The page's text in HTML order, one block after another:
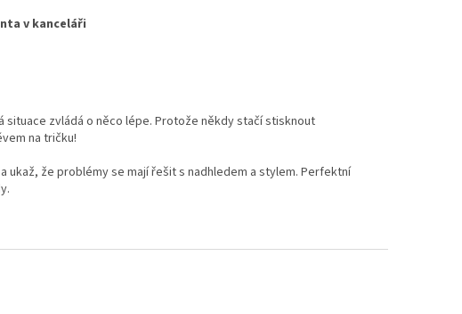
v kanceláři
situace zvládá o něco lépe. Protože někdy stačí stisknout
na tričku!
a ukaž, že problémy se mají řešit s nadhledem a stylem. Perfektní